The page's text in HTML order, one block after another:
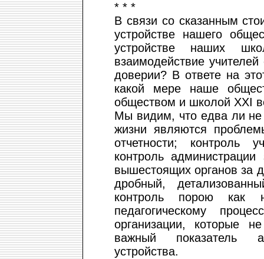
* * *
В связи со сказанным
устройстве нашего
устройстве наших
взаимодействие
доверии? В ответе на
какой мере наше
обществом и школой ХХI
Мы видим, что едва ли
жизни являются
отчетности; контроль
контроль
вышестоящих органов за
дробный,
контроль порою как
педагогическому
организации, которые
важный показатель
устройства.